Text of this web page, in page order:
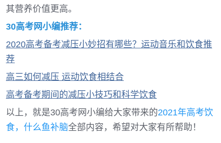
其营养价值更高。
30高考网小编推荐：
2020高考备考减压小妙招有哪些？运动音乐和饮食推
荐
高三如何减压 运动饮食相结合
高考备考期间的减压小技巧和科学饮食
以上，就是30高考网小编给大家带来的2021年高考饮
食，什么鱼补脑全部内容，希望对大家有所帮助！